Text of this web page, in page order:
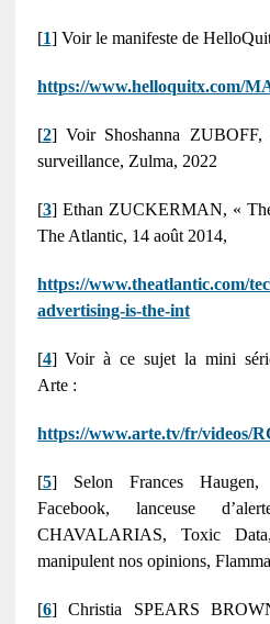
[1] Voir le manifeste de
https://www.helloquitx.com/
[2] Voir Shoshanna ZUBOFF,
surveillance, Zulma, 2022
[3] Ethan ZUCKERMAN, «
The Atlantic, 14 août 2014,
https://www.theatlantic.com/
advertising-is-the-int
[4] Voir à ce sujet la mini
Arte :
https://www.arte.tv/fr/videos/
[5] Selon Frances Haugen,
Facebook, lanceuse
CHAVALARIAS, Toxic
manipulent nos opinions,
[6] Christia SPEARS